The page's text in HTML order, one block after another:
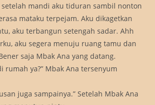
mandi aku tiduran sambil nonton
mataku terpejam. Aku dikagetkan
aku terbangun setengah sadar. Ahh
aku segera menuju ruang tamu dan
saja Mbak Ana yang datang.
rumah ya?” Mbak Ana tersenyum
juga sampainya.” Setelah Mbak Ana